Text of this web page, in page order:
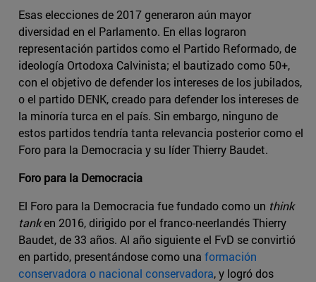
Esas elecciones de 2017 generaron aún mayor
diversidad en el Parlamento. En ellas lograron
representación partidos como el Partido Reformado, de
ideología Ortodoxa Calvinista; el bautizado como 50+,
con el objetivo de defender los intereses de los jubilados,
o el partido DENK, creado para defender los intereses de
la minoría turca en el país. Sin embargo, ninguno de
estos partidos tendría tanta relevancia posterior como el
Foro para la Democracia y su líder Thierry Baudet.
Foro para la Democracia
El Foro para la Democracia fue fundado como un think
tanken 2016, dirigido por el franco-neerlandés Thierry
Baudet, de 33 años. Al año siguiente el FvD se convirtió
en partido, presentándose como una formación
conservadora o nacional conservadora, y logró dos